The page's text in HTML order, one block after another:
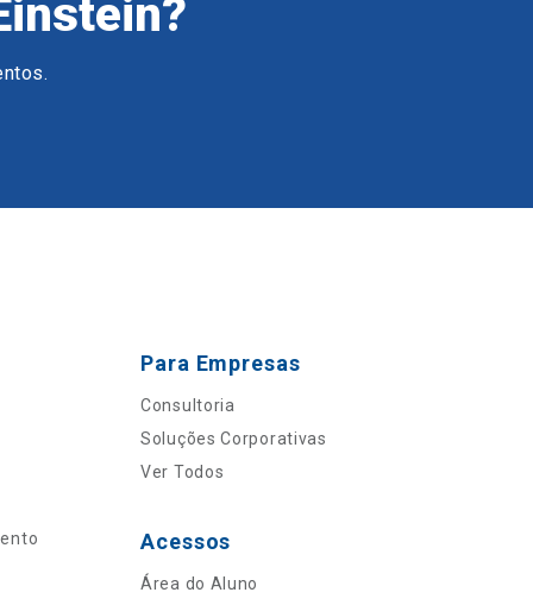
Para Empresas
Consultoria
Soluções Corporativas
Ver Todos
Acessos
Área do Aluno